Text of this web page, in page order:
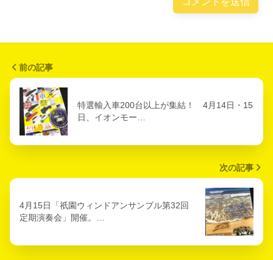
前の記事
特選輸入車200台以上が集結！ 4月14日・15
日、イオンモー…
次の記事
4月15日「祇園ウィンドアンサンブル第32回
定期演奏会」開催。…